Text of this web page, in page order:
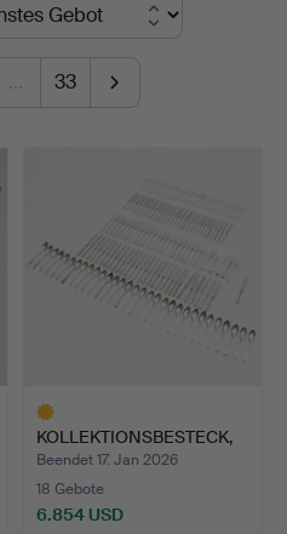
… 33
KOLLEKTIONSBESTECK,
151 Teile, Silber, „Ha…
Beendet 17. Jan 2026
18 Gebote
6.854 USD